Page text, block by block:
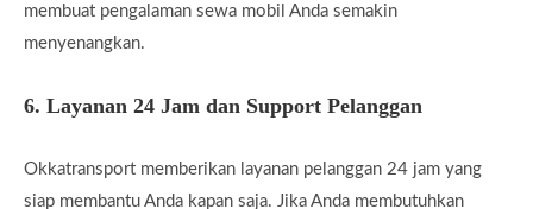
membuat pengalaman sewa mobil Anda semakin
menyenangkan.
6. Layanan 24 Jam dan Support Pelanggan
Okkatransport memberikan layanan pelanggan 24 jam yang
siap membantu Anda kapan saja. Jika Anda membutuhkan